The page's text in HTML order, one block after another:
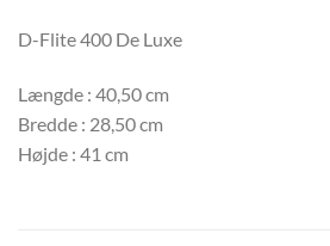
D-Flite 400 De Luxe
Længde : 40,50 cm
Bredde : 28,50 cm
Højde : 41 cm